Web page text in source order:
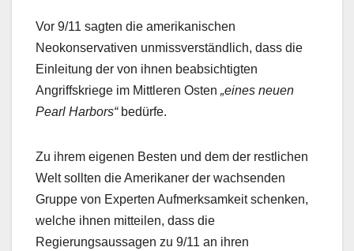
Vor 9/11 sagten die amerikanischen
Neokonservativen unmissverständlich, dass die
Einleitung der von ihnen beabsichtigten
Angriffskriege im Mittleren Osten „eines neuen
Pearl Harbors“bedürfe.
Zu ihrem eigenen Besten und dem der restlichen
Welt sollten die Amerikaner der wachsenden
Gruppe von Experten Aufmerksamkeit schenken,
welche ihnen mitteilen, dass die
Regierungsaussagen zu 9/11 an ihren